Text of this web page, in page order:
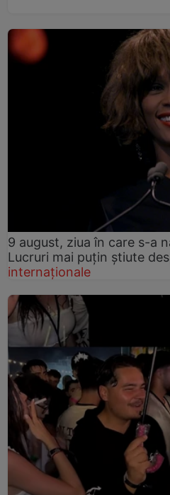
9 august, ziua în care s-a
Lucruri mai puțin știute
internaționale